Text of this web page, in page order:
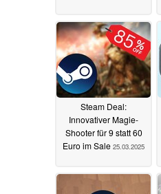
Steam Deal:
Innovativer Magie-
Shooter für 9 statt 60
Euro im Sale 25.03.2025